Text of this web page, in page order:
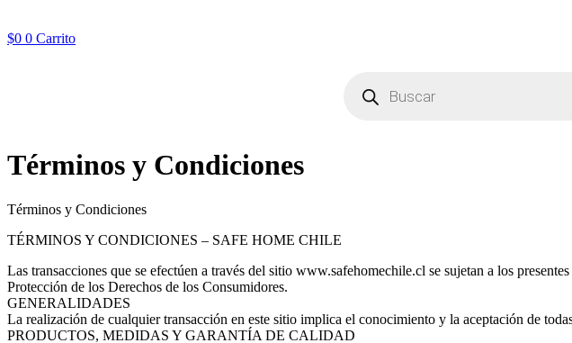
$0 0 Carrito
productos
Términos y Condiciones
Términos y Condiciones
TÉRMINOS Y CONDICIONES – SAFE HOME CHILE
Las transacciones que se efectúen a través del sitio www.safehomechile.cl se sujetan a los
Protección de los Derechos de los Consumidores.
GENERALIDADES
La realización de cualquier transacción en este sitio implica el conocimiento y la aceptación de
PRODUCTOS, MEDIDAS Y GARANTÍA DE CALIDAD